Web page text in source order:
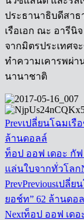
ประธานาธิบดีสา
เรือเอก ณะ อารีนิ
จากมิตรประเทศจะ
ทำความเคารพผ่า
นานาชาติ
Prevเปลี่ยนโฉมเรื
ล้านดอลล์
ท็อป ออฟ เดอะ กั
แล่นใบจากทั่วโลก
PrevPreviousเปลี่ย
ยอช์ท” 62 ล้านดอ
Nextท็อป ออฟ เด